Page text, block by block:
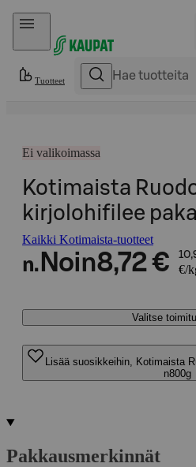
Hyppää sisältöön
Tuotteet
Ei valikoimassa
Kotimaista
kirjolohifilee
Kaikki Kotimaista-tuotteet
n. Noin8,72 €
€/
Valitse
Lisää suosikkeihin, Kotimaista
n800g
Pakkausmerkinnät